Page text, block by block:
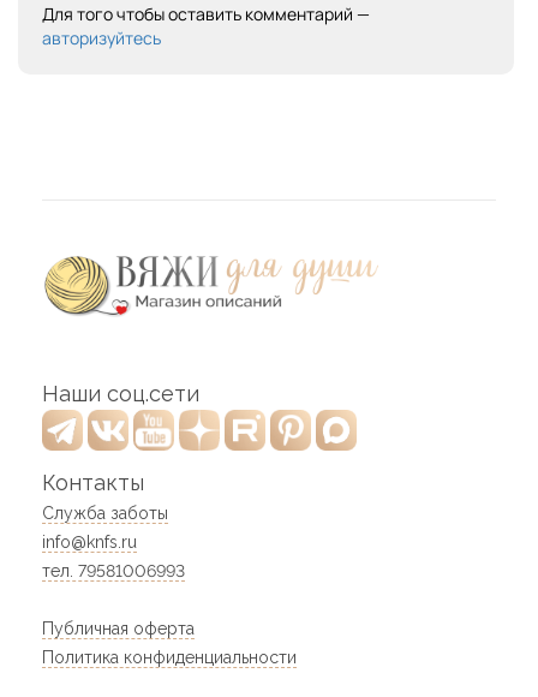
Для того чтобы оставить комментарий —
авторизуйтесь
Наши соц.сети
Контакты
Служба заботы
info@knfs.ru
тел. 79581006993
Публичная оферта
Политика конфиденциальности